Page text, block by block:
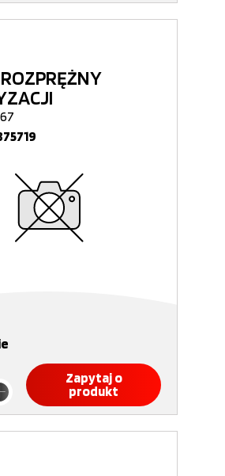
Zapytaj o
produkt